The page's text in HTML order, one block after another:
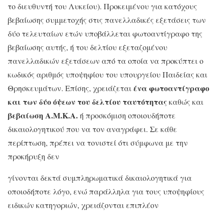
το διευθυντή του Λυκείου). Προκειμένου για κατόχους
βεβαίωσης συμμετοχής στις πανελλαδικές εξετάσεις των
δύο τελευταίων ετών υποβάλλεται φωτοαντίγραφο της
βεβαίωσης αυτής, ή του δελτίου εξεταζομένου
πανελλαδικών εξετάσεων από τα οποία να προκύπτει ο
κωδικός αριθμός υποψηφίου του υπουργείου Παιδείας και
Θρησκευμάτων. Επίσης, χρειάζεταιένα φωτοαντίγραφο
και των δύο όψεων του δελτίου ταυτότηταςκαθώς και
βεβαίωση Α.Μ.Κ.Α.ή προσκόμιση οποιουδήποτε
δικαιολογητικού που να τον αναγράφει. Σε κάθε
περίπτωση, πρέπει να τονιστεί ότι σύμφωνα με την
προκήρυξη δεν
γίνονται δεκτά συμπληρωματικά δικαιολογητικά για
οποιοδήποτε λόγο, ενώ παράλληλα για τους υποψηφίους
ειδικών κατηγοριών, χρειάζονται επιπλέον